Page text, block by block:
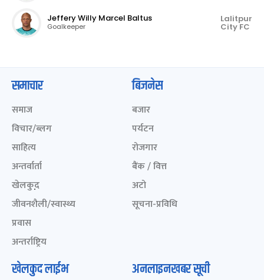
Jeffery Willy Marcel Baltus
Goalkeeper
Lalitpur
City FC
समाचार
समाज
विचार/ब्लग
साहित्य
अन्तर्वार्ता
खेलकुद़़
जीवनशैली/स्वास्थ्य
प्रवास
अन्तर्राष्ट्रिय
बिजनेस
बजार
पर्यटन
रोजगार
बैंक / वित्त
अटो
सूचना-प्रविधि
खेलकुद लाईभ अनलाइनखबर सूची